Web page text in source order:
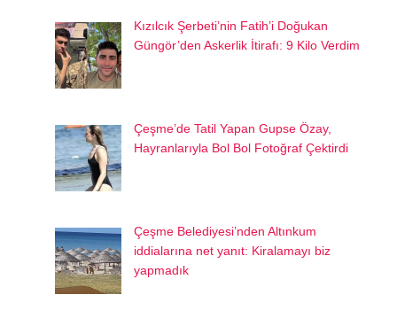
Kızılcık Şerbeti’nin Fatih’i Doğukan
Güngör’den Askerlik İtirafı: 9 Kilo Verdim
Çeşme’de Tatil Yapan Gupse Özay,
Hayranlarıyla Bol Bol Fotoğraf Çektirdi
Çeşme Belediyesi’nden Altınkum
iddialarına net yanıt: Kiralamayı biz
yapmadık